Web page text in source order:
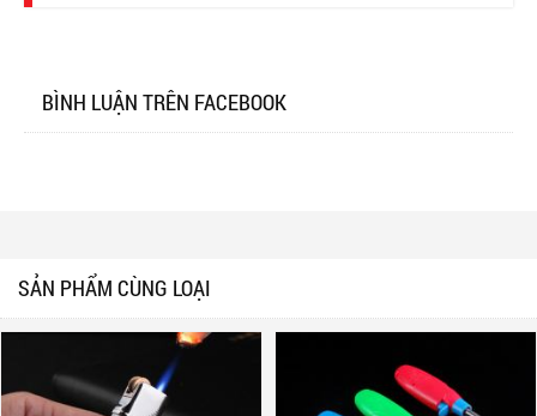
BÌNH LUẬN TRÊN FACEBOOK
SẢN PHẨM CÙNG LOẠI